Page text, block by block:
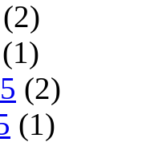
(2)
(1)
(2)
(1)